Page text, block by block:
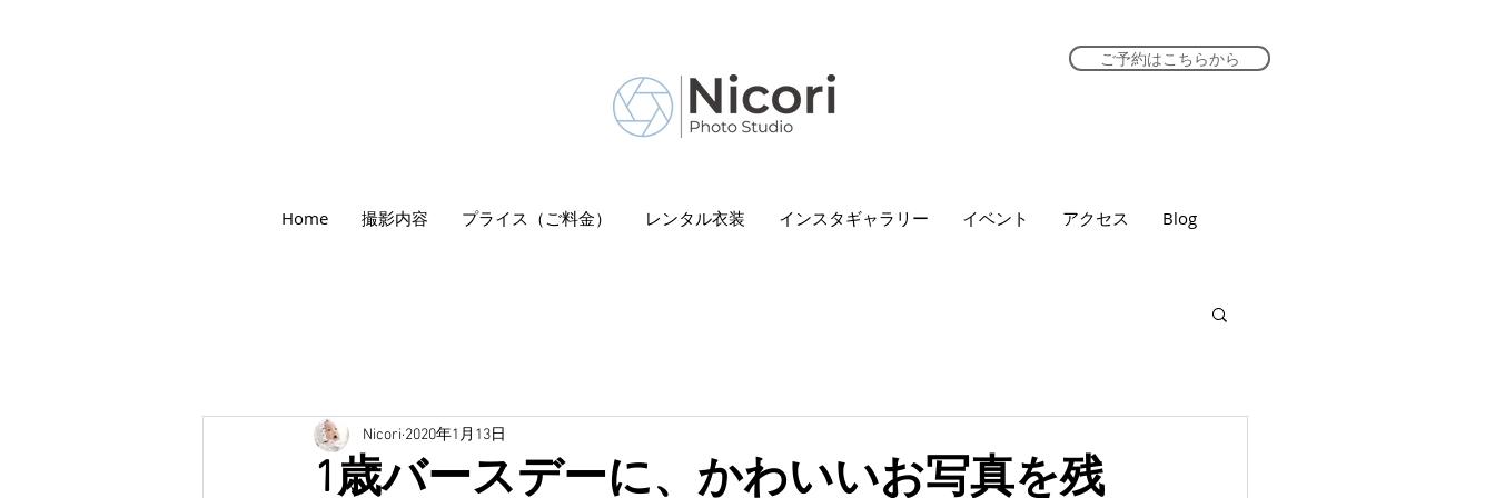
ご予約はこちらから
Home 撮影内容 プライス（ご料金） レンタル衣装 インスタギャラリー イベント アクセス Blog
1歳バースデーに、かわいいお写真を残
Nicori 2020年1月13日